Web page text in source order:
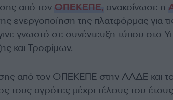
από τον ΟΠΕΚΕΠΕ, ανακοίνωσε η
ενεργοποίηση της πλατφόρμας για
γνωστό σε συνέντευξη τύπου στο
και Τροφίμων.
από τον ΟΠΕΚΕΠΕ στην ΑΑΔΕ και
τους αγρότες μέχρι τέλους του